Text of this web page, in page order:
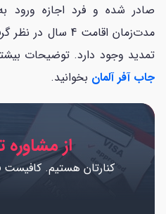
صادر شده و فرد اجازه ورود
مدت‌زمان اقامت 4
تمدید وجود دارد. توضیحات
جاب آفر آلمان بخوانید.
از مشاوره
کنارتان هستیم. کافیست